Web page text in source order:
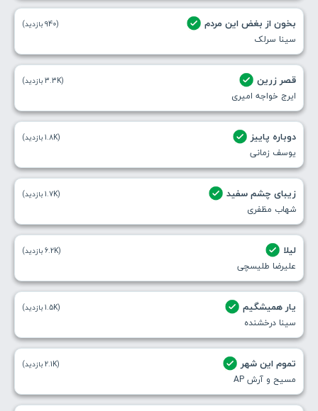
بخون از بغض این مردم
سینا سرلک
(940 بازدید)
قصر زرین
ایرج خواجه امیری
(3.3K بازدید)
دوباره پاییز
یوسف زمانی
(1.8K بازدید)
زیبای چشم سفید
شهاب مظفری
(1.7K بازدید)
لیلا
علیرضا طلیسچی
(6.2K بازدید)
یار همیشگیم
سینا درخشنده
(1.5K بازدید)
تموم این شهر
مسیح و آرش AP
(2.1K بازدید)